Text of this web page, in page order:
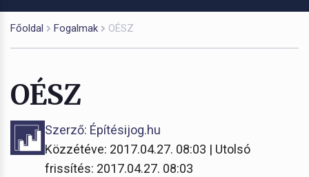
Főoldal Fogalmak OÉSZ
OÉSZ
Szerző: Építésijog.hu
Közzétéve: 2017.04.27. 08:03 | Utolsó
frissítés: 2017.04.27. 08:03